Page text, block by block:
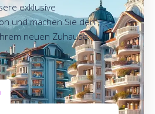
exklusive
und machen Sie den
neuen Zuhause